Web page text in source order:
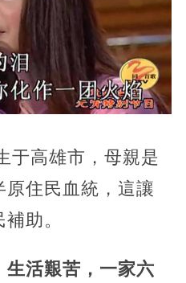
于高雄市，母親是
原住民血統，這讓
助。
生活艱苦，一家六